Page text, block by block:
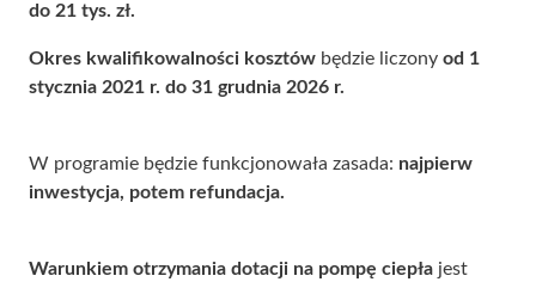
do 21 tys. zł.
Okres kwalifikowalności kosztów będzie liczony od 1
stycznia 2021 r. do 31 grudnia 2026 r.
W programie będzie funkcjonowała zasada: najpierw
inwestycja, potem refundacja.
Warunkiem otrzymania dotacji na pompę ciepła jest